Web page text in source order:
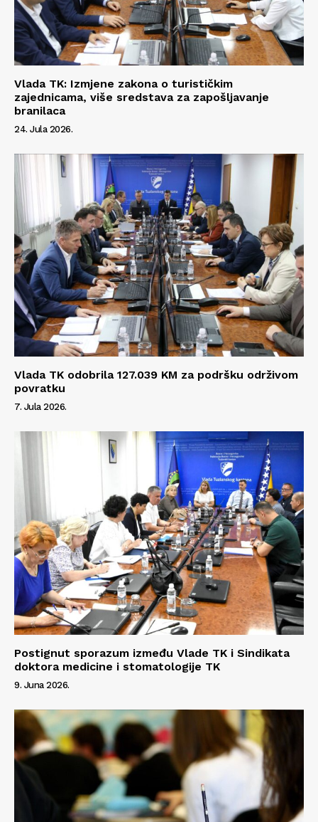
Vlada TK: Izmjene zakona o turističkim
zajednicama, više sredstava za zapošljavanje
branilaca
24. Jula 2026.
Vlada TK odobrila 127.039 KM za podršku održivom
povratku
7. Jula 2026.
Postignut sporazum između Vlade TK i Sindikata
doktora medicine i stomatologije TK
9. Juna 2026.